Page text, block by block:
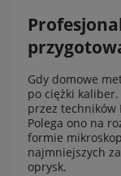
Gdy domowe
po ciężki
przez techników
Polega ono na
formie
najmniejszych
oprysk.